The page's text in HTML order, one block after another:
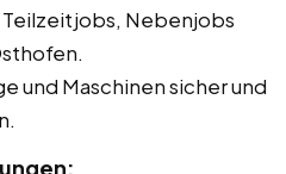
Nebenjobs
und Maschinen sicher und